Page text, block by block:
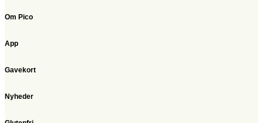
Om Pico
App
Gavekort
Nyheder